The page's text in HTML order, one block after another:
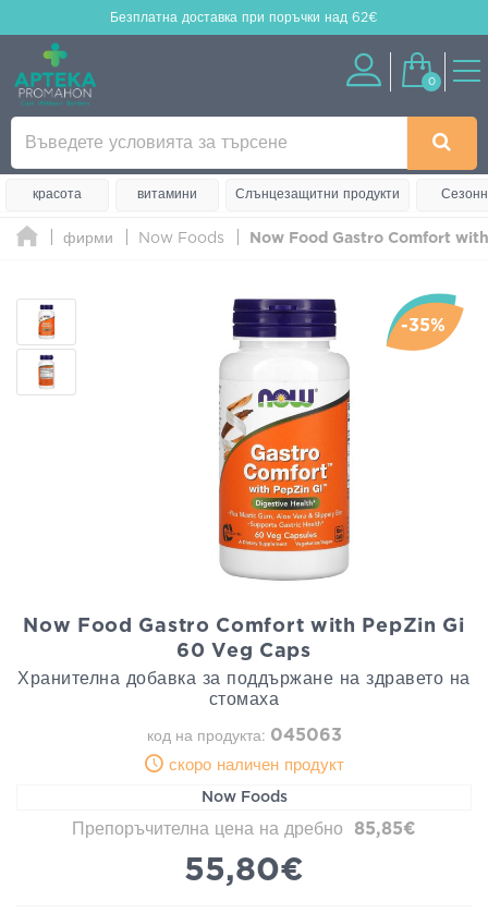
Безплатна доставка при поръчки над 62€
0
красота витамини Слънцезащитни продукти
фирми Now Foods Now Food Gastro Comfort
-35%
Now Food Gastro Comfort with PepZin Gi
60 Veg Caps
Хранителна добавка за поддържане на здравето на
стомаха
код на продукта: 045063
скоро наличен продукт
Now Foods
Препоръчителна цена на дребно 85,85€
55,80€